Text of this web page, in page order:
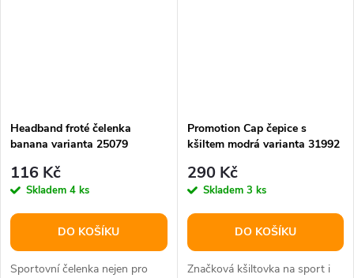
Headband froté čelenka
banana varianta 25079
116 Kč
Skladem 4 ks
DO KOŠÍKU
Sportovní čelenka nejen pro
Promotion Cap čepice s
kšiltem modrá varianta 31992
290 Kč
Skladem 3 ks
DO KOŠÍKU
Značková kšiltovka na sport i